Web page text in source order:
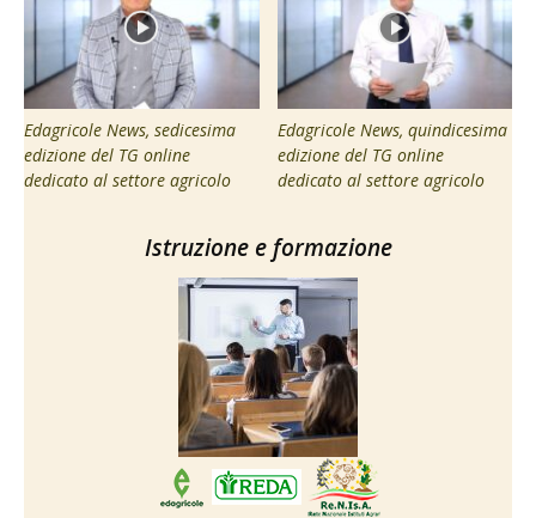
Edagricole News, sedicesima
edizione del TG online
dedicato al settore agricolo
Edagricole News, quindicesima
edizione del TG online
dedicato al settore agricolo
Istruzione e formazione